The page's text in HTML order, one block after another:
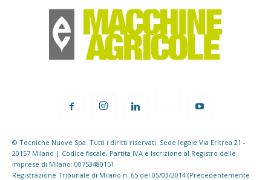
© Tecniche Nuove Spa. Tutti i diritti riservati. Sede legale Via Eritrea 21 -
20157 Milano | Codice fiscale, Partita IVA e Iscrizione al Registro delle
imprese di Milano: 00753480151
Registrazione Tribunale di Milano n. 65 del 05/03/2014 (Precedentemente